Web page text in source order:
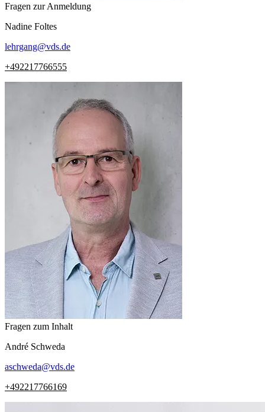
Fragen zur Anmeldung
Nadine Foltes
lehrgang@vds.de
+492217766555
Fragen zum Inhalt
André Schweda
aschweda@vds.de
+492217766169